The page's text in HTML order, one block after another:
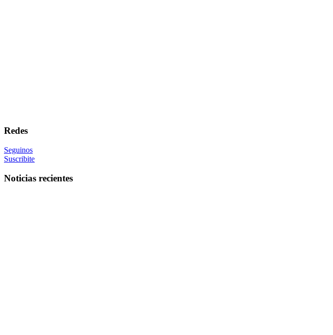
Redes
Seguinos
Suscribite
Noticias recientes